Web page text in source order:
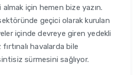
almak için hemen bize yazın.
geçici olarak kurulan
içinde devreye giren yedekli
havalarda bile
sürmesini sağlıyor.